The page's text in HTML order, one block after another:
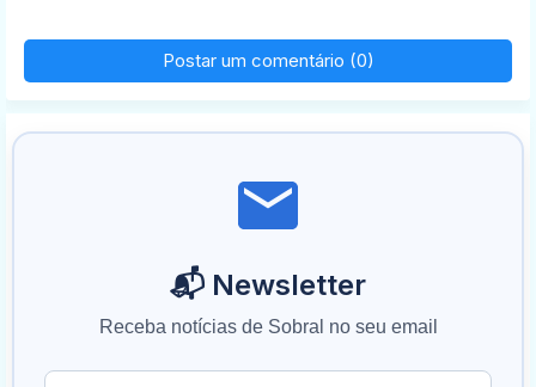
Postar um comentário (0)
📬 Newsletter
Receba notícias de Sobral no seu email